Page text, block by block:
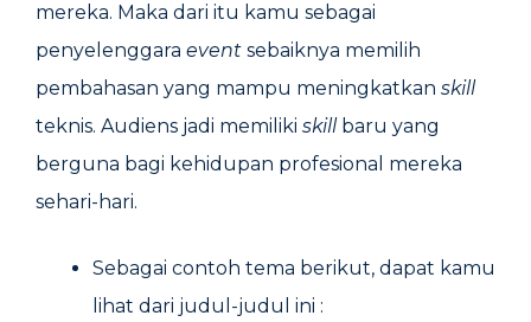
mereka. Maka dari itu kamu sebagai
penyelenggara event sebaiknya memilih
pembahasan yang mampu meningkatkan skill
teknis. Audiens jadi memiliki skill baru yang
berguna bagi kehidupan profesional mereka
sehari-hari.
Sebagai contoh tema berikut, dapat kamu
lihat dari judul-judul ini :